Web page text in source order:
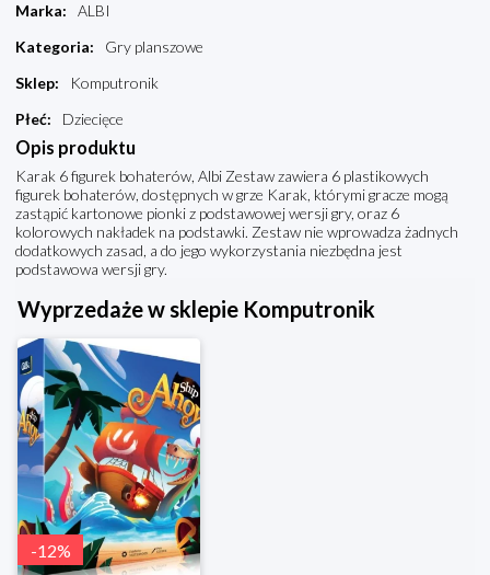
Marka:
ALBI
Kategoria:
Gry planszowe
Sklep:
Komputronik
Płeć: Dziecięce
Opis produktu
Karak 6 figurek bohaterów, Albi Zestaw zawiera 6 plastikowych
figurek bohaterów, dostępnych w grze Karak, którymi gracze mogą
zastąpić kartonowe pionki z podstawowej wersji gry, oraz 6
kolorowych nakładek na podstawki. Zestaw nie wprowadza żadnych
dodatkowych zasad, a do jego wykorzystania niezbędna jest
podstawowa wersji gry.
Wyprzedaże w sklepie Komputronik
-12%